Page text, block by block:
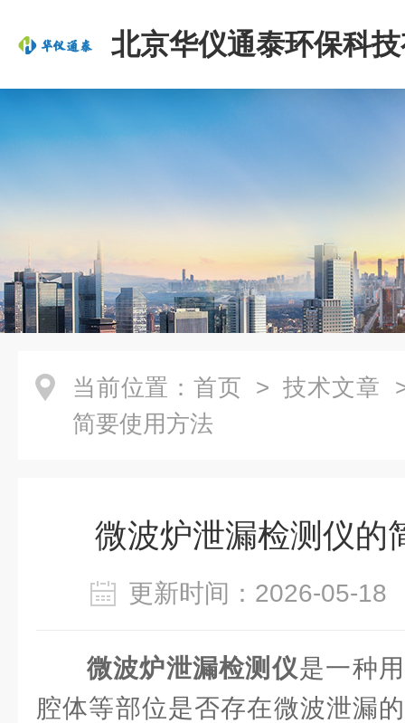
北京华仪通泰环保科
司
当前位置： 首页 > 技术文章
简要使用方法
微波炉泄漏检测仪的
更新时间：2026-05-
微波炉泄漏检测仪‌是一种
腔体等部位是否存在微波泄漏